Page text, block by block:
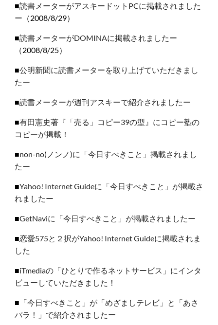
■読書メーターがアスキードットPCに掲載されました
ー （2008/8/29）
■読書メーターがDOMINAに掲載されましたー
（2008/8/25）
■公明新聞に読書メーターを取り上げていただきまし
たー
■読書メーターが週刊アスキーで紹介されましたー
■有田憲史著『「売る」コピー39の型』にコピー塾の
コピーが掲載！
■non-no(ノンノ)に「今日すべきこと」掲載されまし
たー
■Yahoo! Internet Guideに「今日すべきこと」が掲載さ
れましたー
■GetNaviに「今日すべきこと」が掲載されましたー
■恋愛575と２択がYahoo! Internet Guideに掲載されま
した
■iTmediaの「ひとりで作るネットサービス」にインタ
ビューしていただきました！
■ 「今日すべきこと」が「めざましテレビ」と「あさ
パラ！」で紹介されましたー